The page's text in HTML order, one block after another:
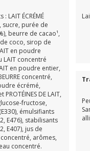
LAIT ÉCRÉMÉ
sucre, purée de
beurre de cacao¹,
coco, sirop de
en poudre
LAIT concentré
en poudre entier,
concentré,
écrémé,
PROTÉINES DE LAIT,
fructose,
émulsifiants
E476), stabilisants
E407), jus de
arômes,
concentré.